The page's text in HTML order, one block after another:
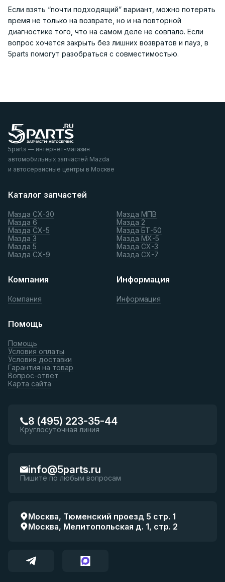
Если взять “почти подходящий” вариант, можно потерять
время не только на возврате, но и на повторной
диагностике того, что на самом деле не совпало. Если
вопрос хочется закрыть без лишних возвратов и пауз, в
5parts помогут разобраться с совместимостью.
5parts — интернет-магазин
автомобильных запчастей Mazda
и автосервисные центры в Москве
Каталог запчастей
Мазда СХ-30
Мазда 6
Мазда СХ-5
Мазда 3
Мазда 5
Мазда СХ-9
Мазда МПВ
Мазда 2
Мазда БТ-50
Мазда МХ-5
Мазда СХ-3
Мазда СХ-7
Компания
Компания
Информация
Информация
Помощь
Помощь
Условия оплаты
Условия доставки
Гарантия на товар
Вопрос-ответ
Карта сайта
8 (495) 223-35-44
Круглосуточная линия
info@5parts.ru
Пишите по любым вопросам
Москва, Тюменский проезд 5 стр. 1
Москва, Мелитопольская д. 1, стр. 2